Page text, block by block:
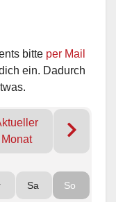
bitte per Mail
ein. Dadurch
Monat
Sa So